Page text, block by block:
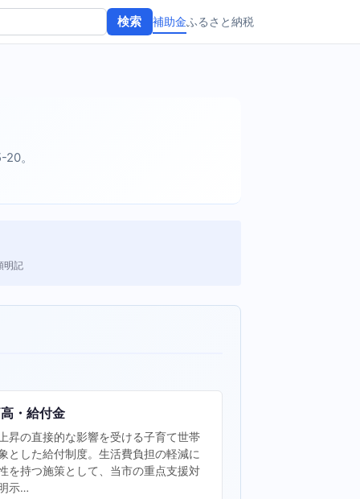
検索 補助金ふるさと納税
。
明記
・給付金
昇の直接的な影響を受ける子育て世帯
とした給付制度。生活費負担の軽減に
を持つ施策として、当市の重点支援対
示…